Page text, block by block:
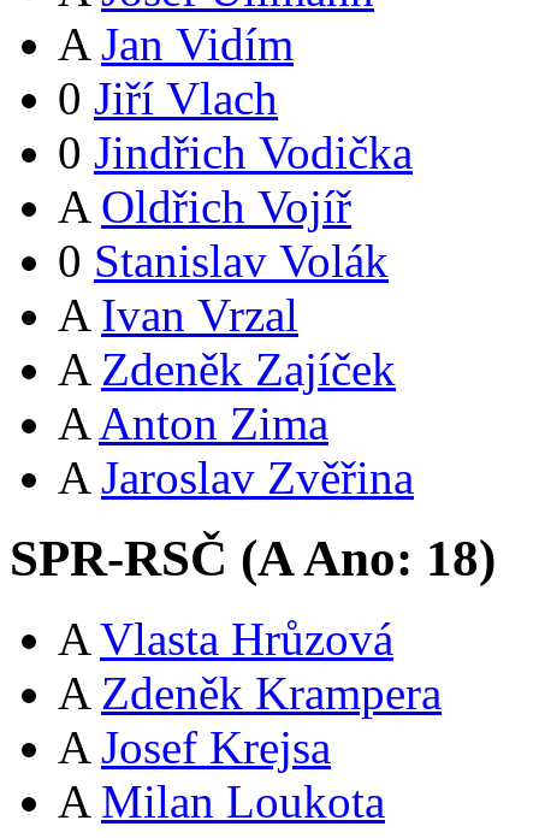
A Jan Vidím
0 Jiří Vlach
0 Jindřich Vodička
A Oldřich Vojíř
0 Stanislav Volák
A Ivan Vrzal
A Zdeněk Zajíček
A Anton Zima
A Jaroslav Zvěřina
SPR-RSČ (AAno: 18)
A Vlasta Hrůzová
A Zdeněk Krampera
A Josef Krejsa
A Milan Loukota